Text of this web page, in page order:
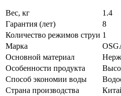
Вес, кг
1.4
Гарантия (лет)
8
Количество режимов струи 1
Марка
Основной материал
Особенности продукта
Способ экономии воды
Страна производства